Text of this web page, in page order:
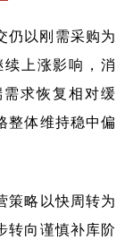
仍以刚需采购为
上涨影响，消
求恢复相对缓
整体维持稳中偏
策略以快周转为
转向谨慎补库阶